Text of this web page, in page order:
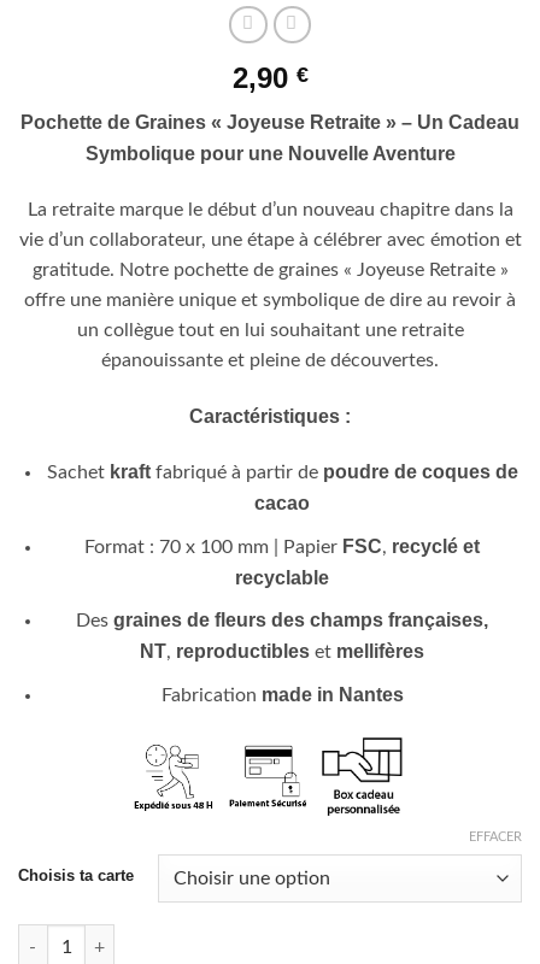
2,90 €
Pochette de Graines « Joyeuse Retraite » – Un Cadeau
Symbolique pour une Nouvelle Aventure
La retraite marque le début d’un nouveau chapitre dans la
vie d’un collaborateur, une étape à célébrer avec émotion et
gratitude. Notre pochette de graines « Joyeuse Retraite »
offre une manière unique et symbolique de dire au revoir à
un collègue tout en lui souhaitant une retraite
épanouissante et pleine de découvertes.
Caractéristiques :
Sachet kraftfabriqué à partir de poudre de coques de
cacao
Format : 70 x 100 mm | Papier FSC, recyclé et
recyclable
Desgraines de fleurs des champs françaises,
NT, reproductibles et mellifères
Fabrication made in Nantes
Choisis ta carte
EFFACER
quantité de Sachet de Graines - Départ à la retraite